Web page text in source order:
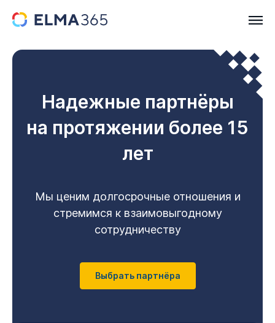
Надежные партнёры
на протяжении более 15
лет
Мы ценим долгосрочные отношения и
стремимся к взаимовыгодному
сотрудничеству
Выбрать партнёра